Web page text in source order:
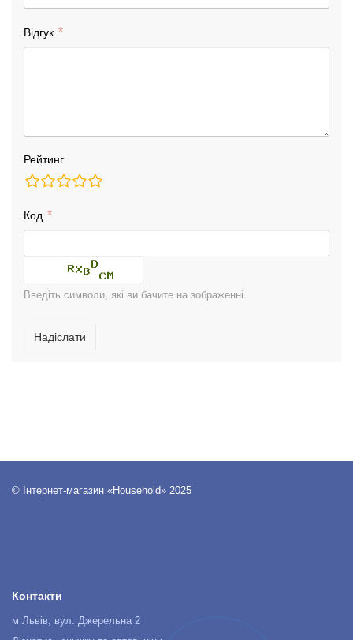
Відгук
Рейтинг
Код
Введіть символи, які ви бачите на зображенні.
Надіслати
© Інтернет-магазин «Household» 2025
Контакти
м Львів, вул. Джерельна 2